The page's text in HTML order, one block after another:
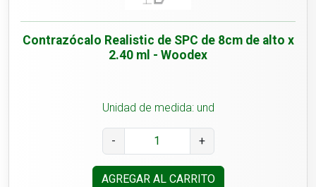
Contrazócalo Realistic de SPC de 8cm de alto x
2.40 ml - Woodex
Unidad de medida: und
- +
AGREGAR AL CARRITO